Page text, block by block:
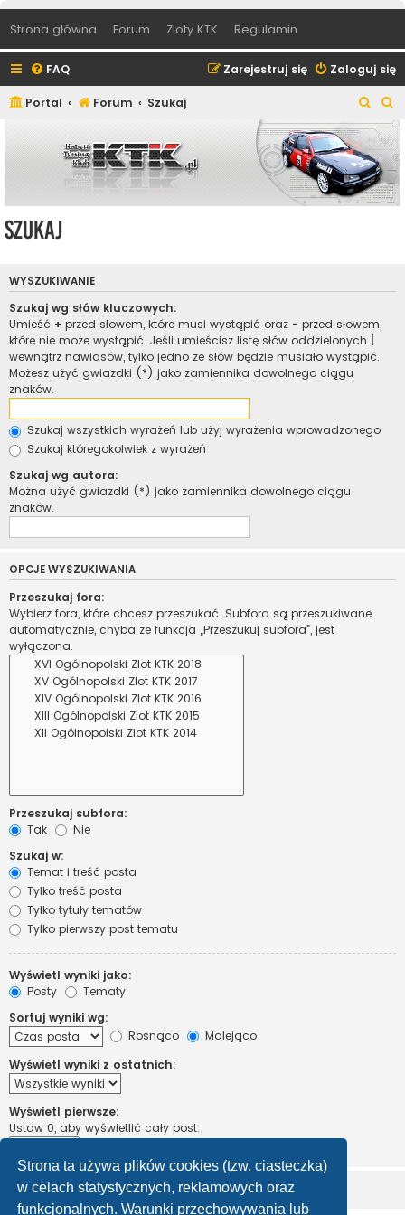
Strona ta używa plików cookies (tzw. ciasteczka)
w celach statystycznych, reklamowych oraz
funkcjonalnych. Warunki przechowywania lub
Strona główna Forum Zloty KTK Regulamin
FAQ Zaloguj się
Zarejestruj się
Portal Forum Szukaj
z
u
k
z
u
k
a
Szukaj
WYSZUKIWANIE
Szukaj wg słów kluczowych:
Umieść + przed słowem, które musi wystąpić oraz - przed słowem,
które nie może wystąpić. Jeśli umieścisz listę słów oddzielonych
wewnątrz nawiasów, tylko jedno ze słów będzie musiało wystąpić.
Możesz użyć gwiazdki (*) jako zamiennika dowolnego ciągu
znaków.
Szukaj wszystkich wyrażeń lub użyj wyrażenia wprowadzonego
Szukaj któregokolwiek z wyrażeń
Szukaj wg autora:
Można użyć gwiazdki (*) jako zamiennika dowolnego ciągu
znaków.
OPCJE WYSZUKIWANIA
Przeszukaj fora:
Wybierz fora, które chcesz przeszukać. Subfora są przeszukiwane
automatycznie, chyba że funkcja „Przeszukuj subfora”, jest
wyłączona.
Przeszukaj subfora:
Tak
Nie
Szukaj w:
Temat i treść posta
Tylko treść posta
Tylko tytuły tematów
Tylko pierwszy post tematu
Wyświetl wyniki jako:
Posty
Tematy
Sortuj wyniki wg:
Rosnąco
Malejąco
Wyświetl wyniki z ostatnich:
Wyświetl pierwsze:
Ustaw 0, aby wyświetlić cały post.